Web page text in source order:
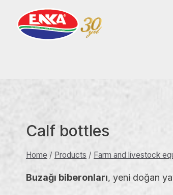
content
Calf bottles
Home / Products / Farm and livestock
Buzağı biberonları, yeni doğan